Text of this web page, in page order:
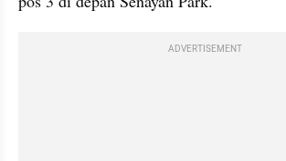
ADVERTISEMENT